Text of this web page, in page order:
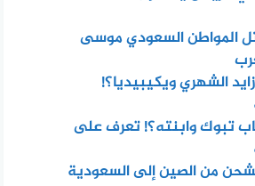
المواطن السعودي موسى
الشهري ويكيبيديا؟!
تبوك وابنته؟! تعرف على
من الصين إلى السعودية